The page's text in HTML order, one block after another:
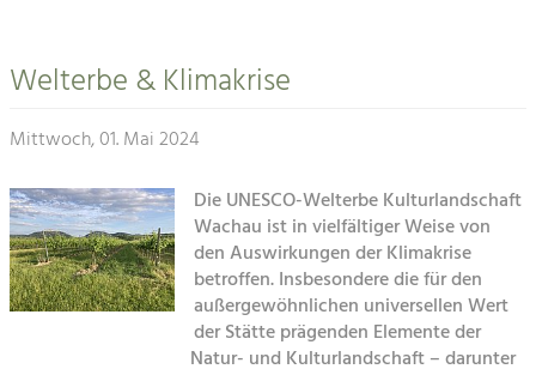
Architektur
Landwirtschaft & Tourismus
Projekte
Kirchen am Fluss
Baukultur
Land- & Forstwirtschaft
Bewirtschaftung und Pflege der
Kulturlandschaft.
Tourismus
Angebotsentwicklung und
Welterbe & Klimakrise
Mittwoch, 01. Mai 2024
Die UNESCO-Welterbe Kulturlandschaft
Wachau ist in vielfältiger Weise von
den Auswirkungen der Klimakrise
betroffen. Insbesondere die für den
außergewöhnlichen universellen Wert
der Stätte prägenden Elemente der
Natur- und Kulturlandschaft – darunter